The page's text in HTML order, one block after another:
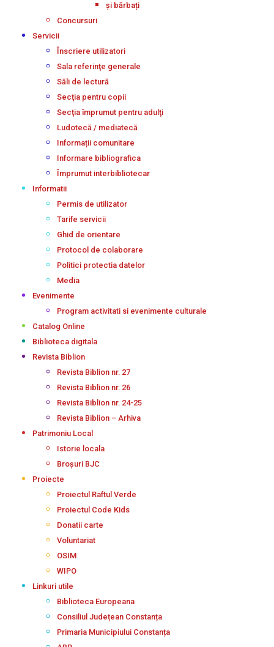
și bărbați
Concursuri
Servicii
Înscriere utilizatori
Sala referinţe generale
Săli de lectură
Secţia pentru copii
Secţia împrumut pentru adulţi
Ludotecă / mediatecă
Informații comunitare
Informare bibliografica
Împrumut interbibliotecar
Informatii
Permis de utilizator
Tarife servicii
Ghid de orientare
Protocol de colaborare
Politici protectia datelor
Media
Evenimente
Program activitati si evenimente culturale
Catalog Online
Biblioteca digitala
Revista Biblion
Revista Biblion nr. 27
Revista Biblion nr. 26
Revista Biblion nr. 24-25
Revista Biblion – Arhiva
Patrimoniu Local
Istorie locala
Broșuri BJC
Proiecte
Proiectul Raftul Verde
Proiectul Code Kids
Donatii carte
Voluntariat
OSIM
WIPO
Linkuri utile
Biblioteca Europeana
Consiliul Județean Constanța
Primaria Municipiului Constanța